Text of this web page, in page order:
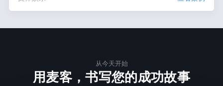
从今天开始
用麦客，书写您的成功故事